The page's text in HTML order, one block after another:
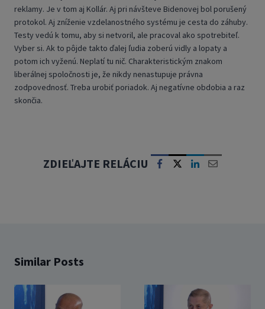
reklamy. Je v tom aj Kollár. Aj pri návšteve Bidenovej bol porušený
protokol. Aj zníženie vzdelanostného systému je cesta do záhuby.
Testy vedú k tomu, aby si netvoril, ale pracoval ako spotrebiteľ.
Vyber si. Ak to pôjde takto ďalej ľudia zoberú vidly a lopaty a
potom ich vyženú. Neplatí tu nič. Charakteristickým znakom
liberálnej spoločnosti je, že nikdy nenastupuje právna
zodpovednosť. Treba urobiť poriadok. Aj negatívne obdobia a raz
skončia.
ZDIEĽAJTE RELÁCIU
Similar Posts